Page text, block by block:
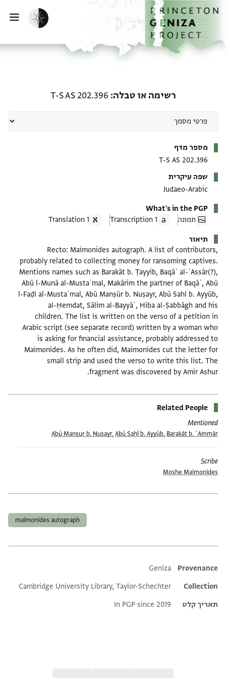
לתוכןהבית
הפעלת מצב כהה
רשימה או טבלה T-S AS 202.396
מספר מדף
T-S AS 202.396
שפה עיקרית
Judaeo-Arabic
What's in the PGP
תמונה
1 Transcription
1 Translation
תיאור
Recto: Maimonides autograph. A list of contributors,
probably related to collecting money for ransoming captives.
Mentions names such as Barakāt b. Ṭayyib, Baqāʾ al-ʿAssār(?),
Abū l-Munā al-Mustaʿmal, Makārim the partner of Baqāʾ, Abū
l-Faḍl al-Mustaʿmal, Abū Manṣūr b. Nuṣayr, Abū Sahl b. Ayyūb,
al-Ḥemdat, Sālim al-Bayyāʿ, Hiba al-Ṣabbāgh and his
children. The list is written on the verso of a petition in
Arabic script (see separate record) written by a woman who
is asking for financial assistance, probably addressed to
Maimonides. As he often did, Maimonides cut the letter for
small strip and used the verso to write this list. The
fragment was discovered by Amir Ashur.
Related People
Mentioned
Abū Manṣur b. Nuṣayr,Abū Sahl b. Ayyūb ,Barakāt b. ʿAmmār
Scribe
Moshe Maimonides
maimonides autograph
Additional metadata
Provenance
Geniza
Collection
Cambridge University Library, Taylor-Schechter
תאריך קלט
In PGP since 2019